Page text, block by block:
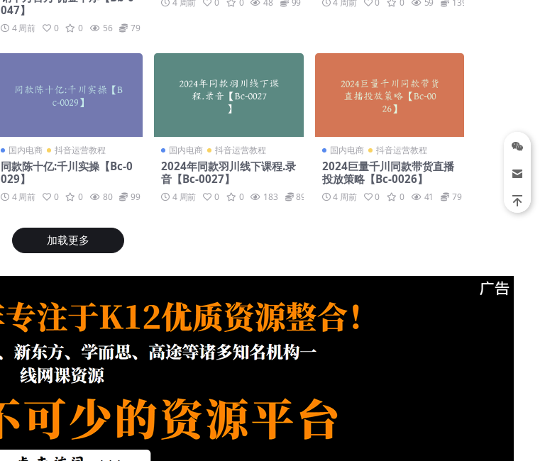
047】
4 周前 0 0 56 79
国内电商 抖音运营教程
同款陈十亿:千川实操【Bc-0
029】
4 周前 0 0 80 99
国内电商 抖音运营教程
2024年同款羽川线下课程.录
音【Bc-0027】
4 周前 0 0 183 89
国内电商 抖音运营教程
2024巨量千川同款带货直播
投放策略【Bc-0026】
4 周前 0 0 41 79
加载更多